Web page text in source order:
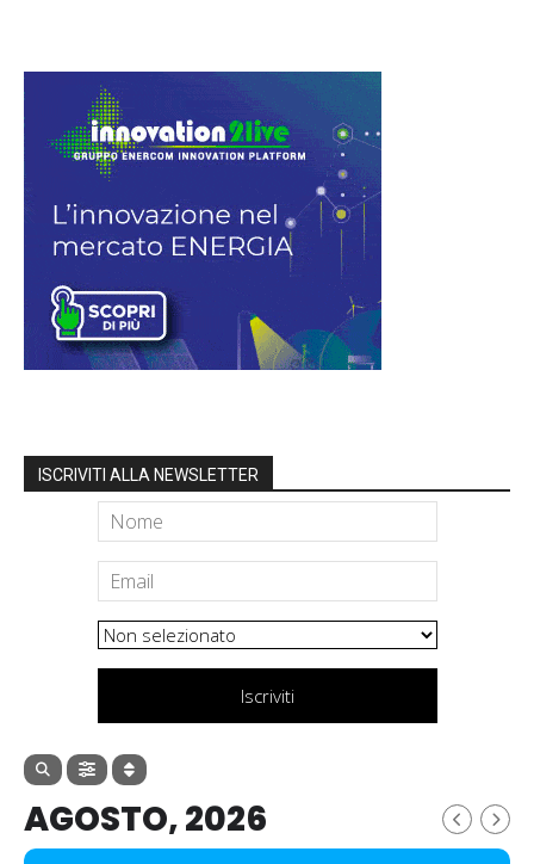
ISCRIVITI ALLA NEWSLETTER
Iscriviti
AGOSTO, 2026